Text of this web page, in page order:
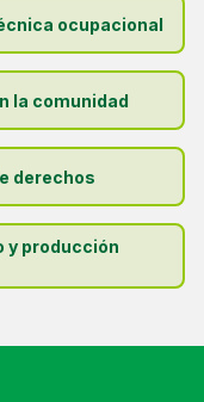
ocupacional
la comunidad
derechos
y producción